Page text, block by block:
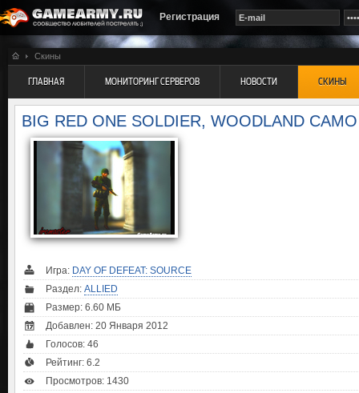
Регистрация
Скины
ГЛАВНАЯ МОНИТОРИНГ СЕРВЕРОВ НОВОСТИ СКИНЫ
BIG RED ONE SOLDIER, WOODLAND CAMO
Игра: DAY OF DEFEAT: SOURCE
Раздел: ALLIED
Размер: 6.60 МБ
Добавлен: 20 Января 2012
Голосов: 46
Рейтинг: 6.2
Просмотров: 1430